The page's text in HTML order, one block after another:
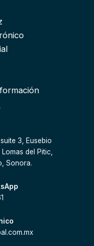
3, Eusebio
del Pitic,
Sonora.